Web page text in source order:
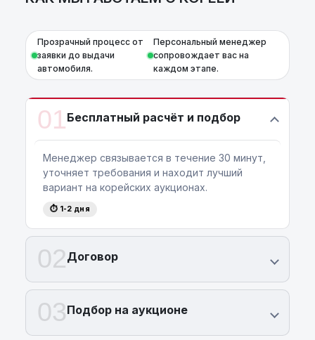
Прозрачный процесс от
заявки до выдачи
автомобиля.
Персональный менеджер
сопровождает вас на
каждом этапе.
01Бесплатный расчёт и подбор
Менеджер связывается в течение 30 минут,
уточняет требования и находит лучший
вариант на корейских аукционах.
⏱ 1-2 дня
02Договор
03Подбор на аукционе